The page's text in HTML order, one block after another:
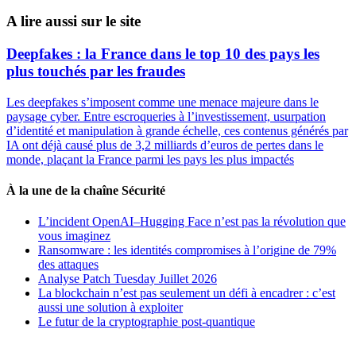
A lire aussi sur le site
Deepfakes : la France dans le top 10 des pays les
plus touchés par les fraudes
Les deepfakes s’imposent comme une menace majeure dans le
paysage cyber. Entre escroqueries à l’investissement, usurpation
d’identité et manipulation à grande échelle, ces contenus générés par
IA ont déjà causé plus de 3,2 milliards d’euros de pertes dans le
monde, plaçant la France parmi les pays les plus impactés
À la une de la chaîne Sécurité
L’incident OpenAI–Hugging Face n’est pas la révolution que
vous imaginez
Ransomware : les identités compromises à l’origine de 79%
des attaques
Analyse Patch Tuesday Juillet 2026
La blockchain n’est pas seulement un défi à encadrer : c’est
aussi une solution à exploiter
Le futur de la cryptographie post-quantique